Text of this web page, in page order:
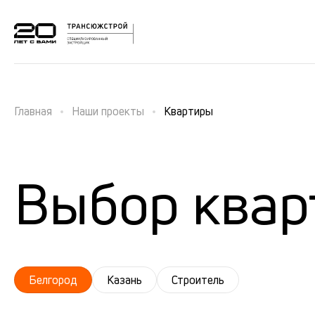
Главная Наши проекты Квартиры
Выбор
Белгород Казань Строитель